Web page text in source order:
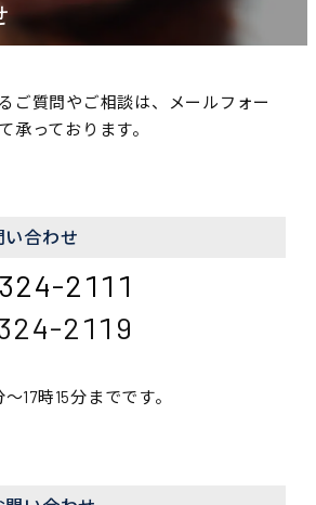
ご質問やご相談は、メールフォー
承っております。
い合わせ
2111
2119
17時15分までです。